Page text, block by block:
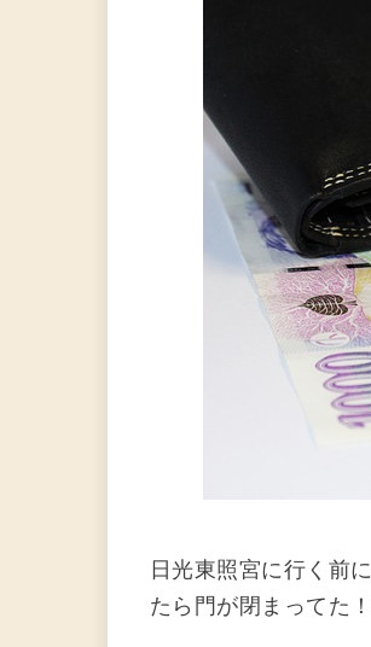
日光東照宮に行く前
たら門が閉まってた